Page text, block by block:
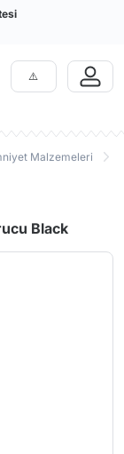
Malzemeleri
Black